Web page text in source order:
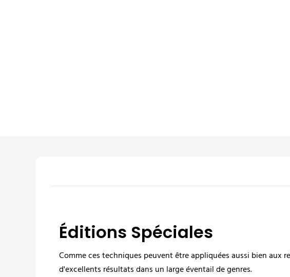
Éditions Spéciales
Comme ces techniques peuvent être appliquées aussi bien aux
d'excellents résultats dans un large éventail de genres.